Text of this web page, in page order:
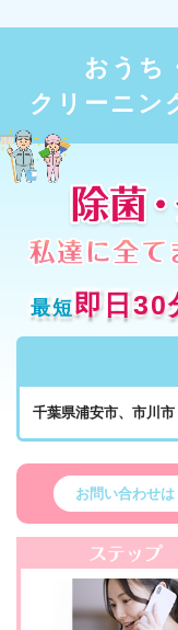
おうち
クリーニン
最短即日30
千葉県浦安市、市川市
お問い合わせは